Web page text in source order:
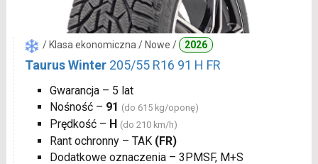
/ Klasa ekonomiczna / Nowe / 2026
Taurus Winter 205/55 R16 91 H FR
Gwarancja – 5 lat
Nośność – 91 (do 615 kg/oponę)
Prędkość – H (do 210 km/h)
Rant ochronny – TAK (FR)
Dodatkowe oznaczenia – 3PMSF, M+S